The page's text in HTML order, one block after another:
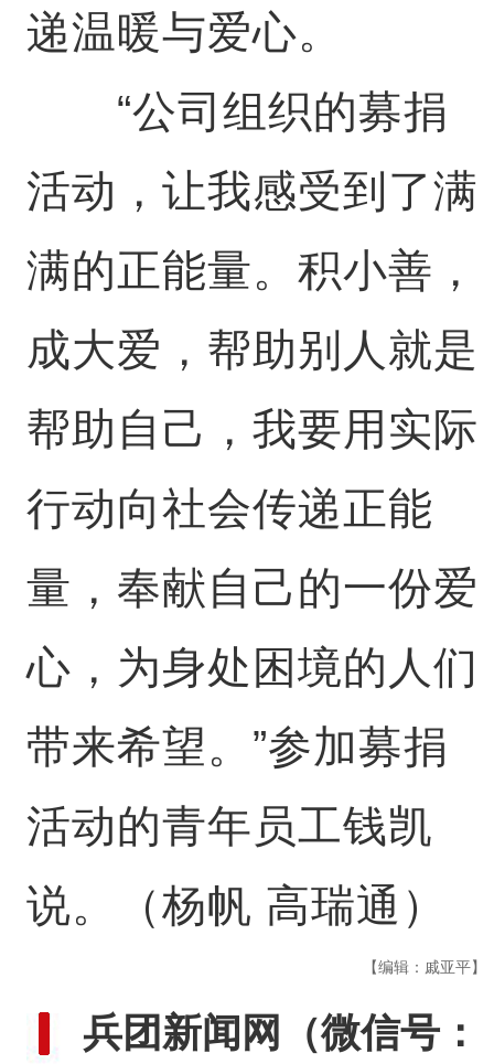
递温暖与爱心。
“公司组织的募捐
活动，让我感受到了满
满的正能量。积小善，
成大爱，帮助别人就是
帮助自己，我要用实际
行动向社会传递正能
量，奉献自己的一份爱
心，为身处困境的人们
带来希望。”参加募捐
活动的青年员工钱凯
说。（杨帆 高瑞通）
【编辑：戚亚平】
兵团新闻网
（微信号：